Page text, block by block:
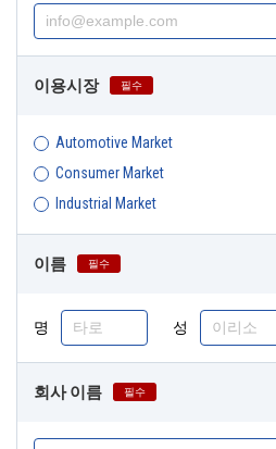
이용시장 필수
Automotive Market
Consumer Market
Industrial Market
이름 필수
명 성
회사 이름 필수